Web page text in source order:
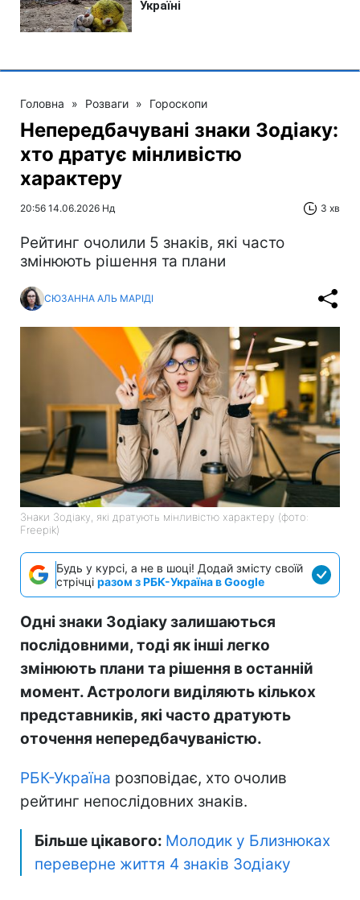
Головна » Розваги » Гороскопи
Непередбачувані знаки Зодіаку:
хто дратує мінливістю
характеру
20:56 14.06.2026 Нд 3 хв
Рейтинг очолили 5 знаків, які часто
змінюють рішення та плани
СЮЗАННА АЛЬ МАРІДІ
Знаки Зодіаку, які дратують мінливістю характеру (фото:
Freepik)
Будь у курсі, а не в шоці! Додай змісту своїй
стрічці разом з РБК-Україна в Google
Одні знаки Зодіаку залишаються
послідовними, тоді як інші легко
змінюють плани та рішення в останній
момент. Астрологи виділяють кількох
представників, які часто дратують
оточення непередбачуваністю.
РБК-Україна розповідає, хто очолив
рейтинг непослідовних знаків.
Більше цікавого: Молодик у Близнюках
переверне життя 4 знаків Зодіаку